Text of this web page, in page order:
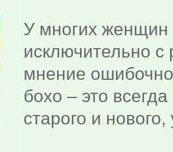
У многих женщин
исключительно
мнение
бохо – это
старого и